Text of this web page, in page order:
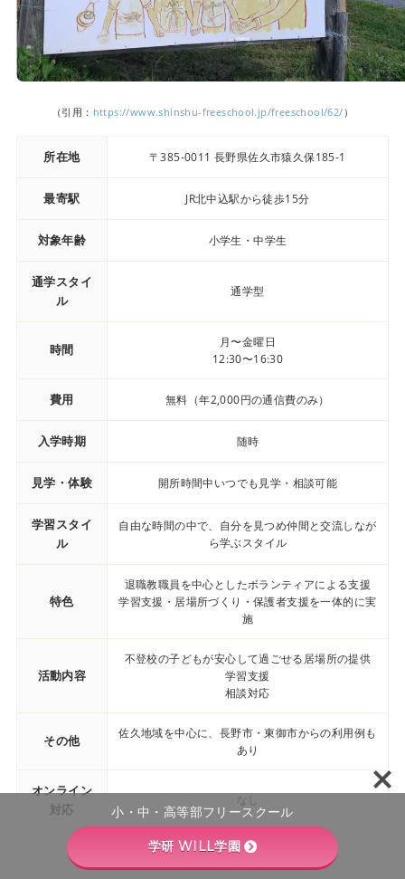
（引用： https://www.shinshu-freeschool.jp/freeschool/62/ ）
所在地 〒385-0011 長野県佐久市猿久保185-1
最寄駅 JR北中込駅から徒歩15分
対象年齢 小学生・中学生
通学スタイ
ル
通学型
時間
月〜金曜日
12:30〜16:30
費用 無料（年2,000円の通信費のみ）
入学時期 随時
見学・体験 開所時間中いつでも見学・相談可能
学習スタイ
ル
自由な時間の中で、自分を見つめ仲間と交流しなが
ら学ぶスタイル
特色
退職教職員を中心としたボランティアによる支援
学習支援・居場所づくり・保護者支援を一体的に実
施
活動内容
不登校の子どもが安心して過ごせる居場所の提供
学習支援
相談対応
その他
佐久地域を中心に、長野市・東御市からの利用例も
あり
オンライン
対応
なし
小・中・高等部フリースクール
学研 WILL学園